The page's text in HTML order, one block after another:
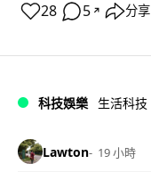
28 5 ↗ 分享
科技娛樂 生活科技
Lawton 19 小時